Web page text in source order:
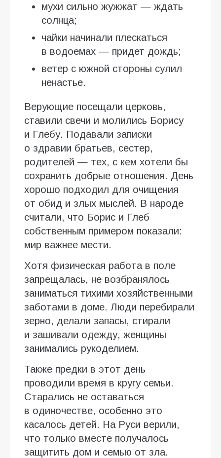
мухи сильно жужжат — ждать
солнца;
чайки начинали плескаться
в водоемах — придет дождь;
ветер с южной стороны сулил
ненастье.
Верующие посещали церковь,
ставили свечи и молились Борису
и Глебу. Подавали записки
о здравии братьев, сестер,
родителей — тех, с кем хотели бы
сохранить добрые отношения. День
хорошо подходил для очищения
от обид и злых мыслей. В народе
считали, что Борис и Глеб
собственным примером показали:
мир важнее мести.
Хотя физическая работа в поле
запрещалась, не возбранялось
заниматься тихими хозяйственными
заботами в доме. Люди перебирали
зерно, делали запасы, стирали
и зашивали одежду, женщины
занимались рукоделием.
Также предки в этот день
проводили время в кругу семьи.
Старались не оставаться
в одиночестве, особенно это
касалось детей. На Руси верили,
что только вместе получалось
защитить дом и семью от зла.